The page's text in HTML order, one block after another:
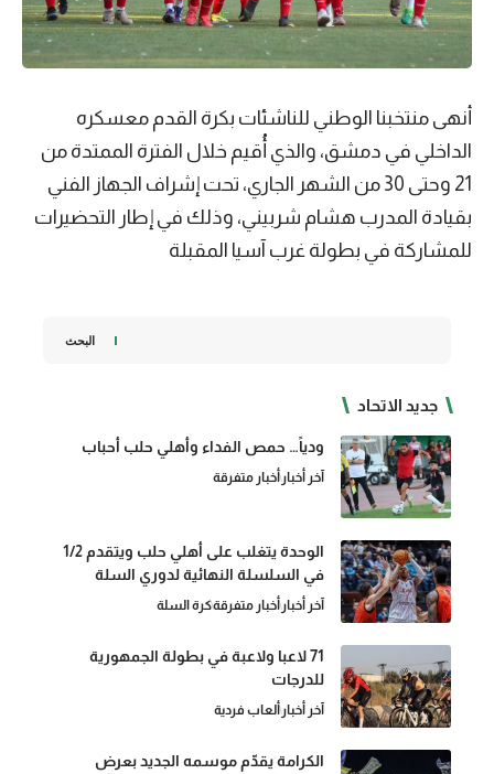
أنهى منتخبنا الوطني للناشئات بكرة القدم معسكره
الداخلي في دمشق، والذي أُقيم خلال الفترة الممتدة من
21 وحتى 30 من الشهر الجاري، تحت إشراف الجهاز الفني
بقيادة المدرب هشام شربيني، وذلك في إطار التحضيرات
للمشاركة في بطولة غرب آسيا المقبلة
البحث
جديد الاتحاد
ودياً… حمص الفداء وأهلي حلب أحباب
آخر أخبارأخبار متفرقة
الوحدة يتغلب على أهلي حلب ويتقدم 1/2
في السلسلة النهائية لدوري السلة
آخر أخبارأخبار متفرقةكرة السلة
71 لاعبا ولاعبة في بطولة الجمهورية
للدرجات
آخر أخبارألعاب فردية
الكرامة يقدّم موسمه الجديد بعرض